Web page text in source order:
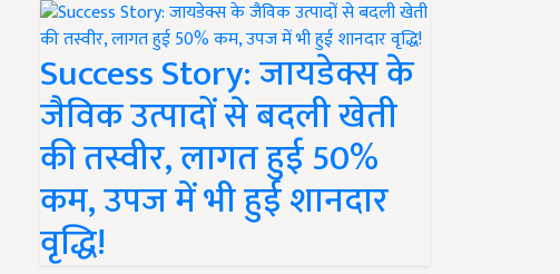
Success Story: जायडेक्स के
जैविक उत्पादों से बदली खेती
की तस्वीर, लागत हुई 50%
कम, उपज में भी हुई शानदार
वृद्धि!